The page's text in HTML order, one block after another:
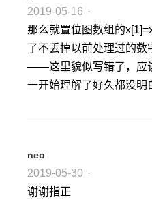
2019-05-16 ·
那么就置位图数组的
了不丢掉以前处理过的数
——这里貌似写错了，应
一开始理解了好久都没明
neo
2019-05-30 ·
谢谢指正